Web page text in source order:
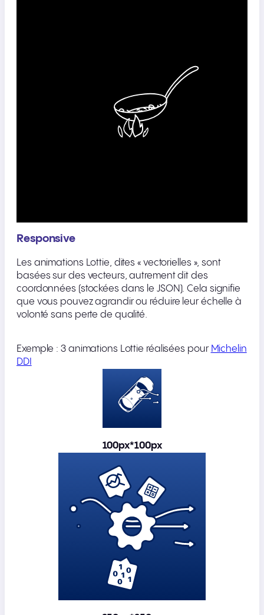
Responsive
Les animations Lottie, dites « vectorielles », sont
basées sur des vecteurs, autrement dit des
coordonnées (stockées dans le JSON). Cela signifie
que vous pouvez agrandir ou réduire leur échelle à
volonté sans perte de qualité.
Exemple : 3 animations Lottie réalisées pour Michelin
DDI
100px*100px